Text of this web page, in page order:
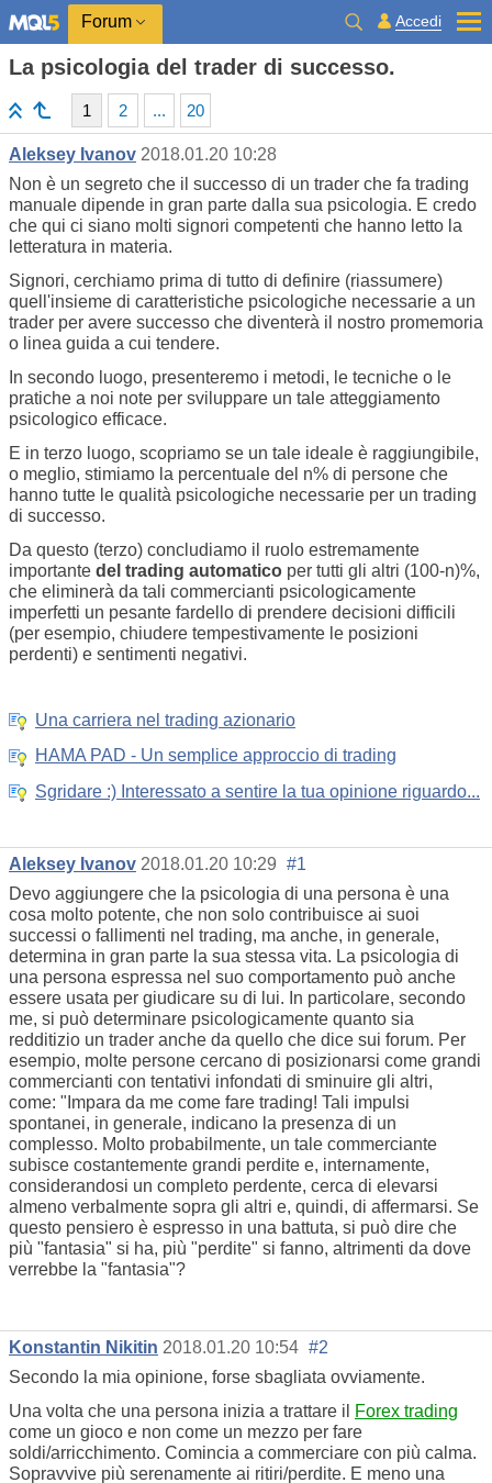
Forum Accedi
La psicologia del trader di successo.
1 2 ... 20
Aleksey Ivanov 2018.01.20 10:28
Non è un segreto che il successo di un trader che fa trading
manuale dipende in gran parte dalla sua psicologia. E credo
che qui ci siano molti signori competenti che hanno letto la
letteratura in materia.
Signori, cerchiamo prima di tutto di definire (riassumere)
quell'insieme di caratteristiche psicologiche necessarie a un
trader per avere successo che diventerà il nostro promemoria
o linea guida a cui tendere.
In secondo luogo, presenteremo i metodi, le tecniche o le
pratiche a noi note per sviluppare un tale atteggiamento
psicologico efficace.
E in terzo luogo, scopriamo se un tale ideale è raggiungibile,
o meglio, stimiamo la percentuale del n% di persone che
hanno tutte le qualità psicologiche necessarie per un trading
di successo.
Da questo (terzo) concludiamo il ruolo estremamente
importante del trading automatico per tutti gli altri (100-n)%,
che eliminerà da tali commercianti psicologicamente
imperfetti un pesante fardello di prendere decisioni difficili
(per esempio, chiudere tempestivamente le posizioni
perdenti) e sentimenti negativi.
Una carriera nel trading azionario
HAMA PAD - Un semplice approccio di trading
Sgridare :) Interessato a sentire la tua opinione riguardo...
Aleksey Ivanov 2018.01.20 10:29 #1
Devo aggiungere che la psicologia di una persona è una
cosa molto potente, che non solo contribuisce ai suoi
successi o fallimenti nel trading, ma anche, in generale,
determina in gran parte la sua stessa vita. La psicologia di
una persona espressa nel suo comportamento può anche
essere usata per giudicare su di lui. In particolare, secondo
me, si può determinare psicologicamente quanto sia
redditizio un trader anche da quello che dice sui forum. Per
esempio, molte persone cercano di posizionarsi come grandi
commercianti con tentativi infondati di sminuire gli altri,
come: "Impara da me come fare trading! Tali impulsi
spontanei, in generale, indicano la presenza di un
complesso. Molto probabilmente, un tale commerciante
subisce costantemente grandi perdite e, internamente,
considerandosi un completo perdente, cerca di elevarsi
almeno verbalmente sopra gli altri e, quindi, di affermarsi. Se
questo pensiero è espresso in una battuta, si può dire che
più "fantasia" si ha, più "perdite" si fanno, altrimenti da dove
verrebbe la "fantasia"?
Konstantin Nikitin 2018.01.20 10:54 #2
Secondo la mia opinione, forse sbagliata ovviamente.
Una volta che una persona inizia a trattare il
Forex trading
come un gioco e non come un mezzo per fare
soldi/arricchimento. Comincia a commerciare con più calma.
Sopravvive più serenamente ai ritiri/perdite. E meno una